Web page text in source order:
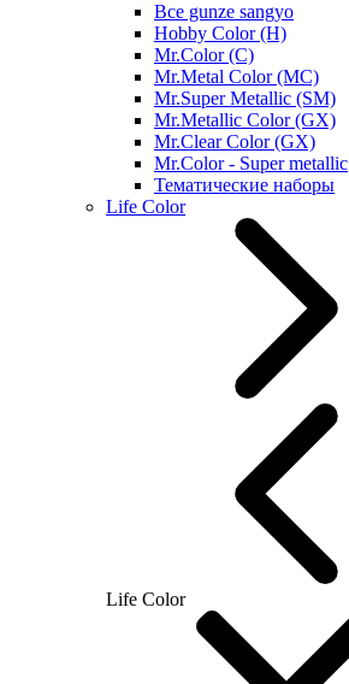
Все gunze sangyo
Hobby Color (H)
Mr.Color (C)
Mr.Metal Color (MC)
Mr.Super Metallic (SM)
Mr.Metallic Color (GX)
Mr.Clear Color (GX)
Mr.Color - Super metallic
Тематические наборы
Life Color
Life Color